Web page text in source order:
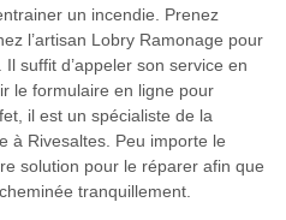
un incendie. Prenez
l’artisan Lobry Ramonage pour
suffit d’appeler son service en
le formulaire en ligne pour
il est un spécialiste de la
à Rivesaltes. Peu importe le
solution pour le réparer afin que
tranquillement.